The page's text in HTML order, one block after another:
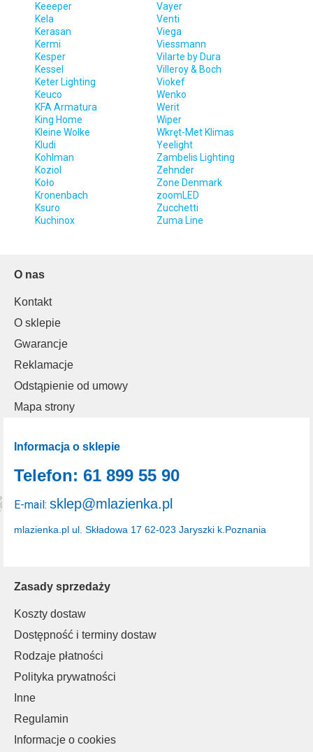
Keeeper
Kela
Kerasan
Kermi
Kesper
Kessel
Keter Lighting
Keuco
KFA Armatura
King Home
Kleine Wolke
Kludi
Kohlman
Koziol
Koło
Kronenbach
Ksuro
Kuchinox
Vayer
Venti
Viega
Viessmann
Vilarte by Dura
Villeroy & Boch
Viokef
Wenko
Werit
Wiper
Wkręt-Met Klimas
Yeelight
Zambelis Lighting
Zehnder
Zone Denmark
zoomLED
Zucchetti
Zuma Line
O nas
Kontakt
O sklepie
Gwarancje
Reklamacje
Odstąpienie od umowy
Mapa strony
Zasady sprzedaży
Koszty dostaw
Dostępność i terminy dostaw
Rodzaje płatności
Polityka prywatności
Inne
Regulamin
Informacje o cookies
Informacja o sklepie
mlazienka.pl ul. Składowa 17 62-023 Jaryszki k.Poznania
Telefon: 61 899 55 90
E-mail: sklep@mlazienka.pl